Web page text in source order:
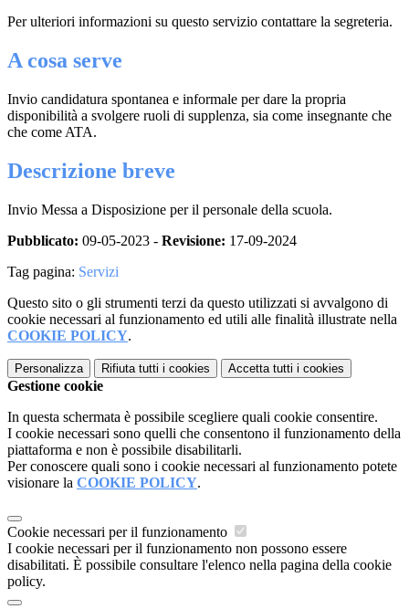
Per ulteriori informazioni su questo servizio contattare la segreteria.
A cosa serve
Invio candidatura spontanea e informale per dare la propria
disponibilità a svolgere ruoli di supplenza, sia come insegnante che
che come ATA.
Descrizione breve
Invio Messa a Disposizione per il personale della scuola.
Pubblicato: 09-05-2023 - Revisione: 17-09-2024
Tag pagina: Servizi
Questo sito o gli strumenti terzi da questo utilizzati si avvalgono di
cookie necessari al funzionamento ed utili alle finalità illustrate nella
COOKIE POLICY.
Personalizza Rifiuta tutti i cookies Accetta tutti i cookies
Gestione cookie
In questa schermata è possibile scegliere quali cookie consentire.
I cookie necessari sono quelli che consentono il funzionamento della
piattaforma e non è possibile disabilitarli.
Per conoscere quali sono i cookie necessari al funzionamento potete
visionare la COOKIE POLICY.
Cookie necessari per il funzionamento
I cookie necessari per il funzionamento non possono essere
disabilitati. È possibile consultare l'elenco nella pagina della cookie
policy.